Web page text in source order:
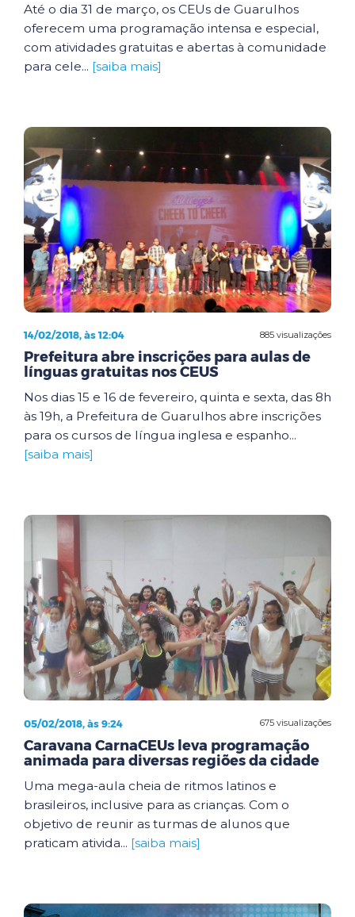
Até o dia 31 de março, os CEUs de Guarulhos
oferecem uma programação intensa e especial,
com atividades gratuitas e abertas à comunidade
para cele... [saiba mais]
885 visualizações
14/02/2018, às 12:04
Prefeitura abre inscrições para aulas de
línguas gratuitas nos CEUS
Nos dias 15 e 16 de fevereiro, quinta e sexta, das 8h
às 19h, a Prefeitura de Guarulhos abre inscrições
para os cursos de língua inglesa e espanho...
[saiba mais]
675 visualizações
05/02/2018, às 9:24
Caravana CarnaCEUs leva programação
animada para diversas regiões da cidade
Uma mega-aula cheia de ritmos latinos e
brasileiros, inclusive para as crianças. Com o
objetivo de reunir as turmas de alunos que
praticam ativida... [saiba mais]